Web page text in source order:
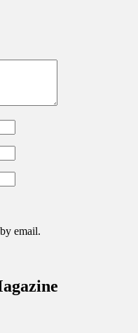
email.